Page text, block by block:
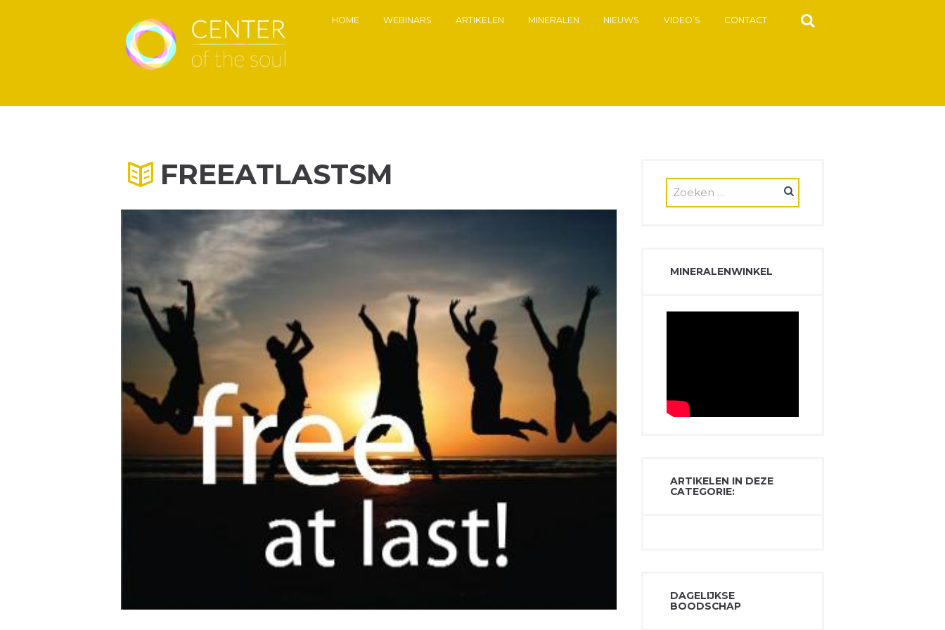
HOME WEBINARS ARTIKELEN MINERALEN NIEUWS VIDEO’S CONTACT
FREEATLASTSM
MINERALENWINKEL
ARTIKELEN IN DEZE
CATEGORIE:
DAGELIJKSE
BOODSCHAP